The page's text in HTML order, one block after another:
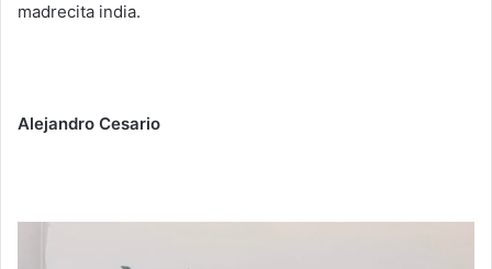
madrecita india.
Alejandro Cesario